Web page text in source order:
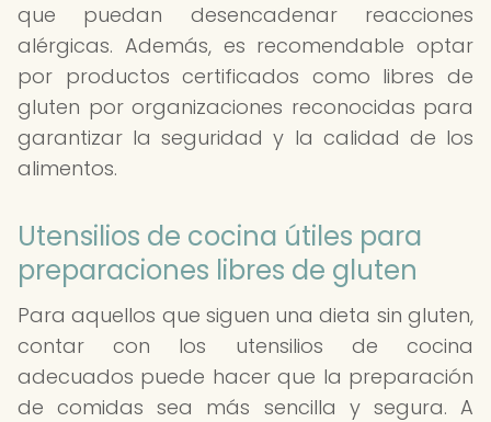
que puedan desencadenar reacciones
alérgicas. Además, es recomendable optar
por productos certificados como libres de
gluten por organizaciones reconocidas para
garantizar la seguridad y la calidad de los
alimentos.
Utensilios de cocina útiles para
preparaciones libres de gluten
Para aquellos que siguen una dieta sin gluten,
contar con los utensilios de cocina
adecuados puede hacer que la preparación
de comidas sea más sencilla y segura. A